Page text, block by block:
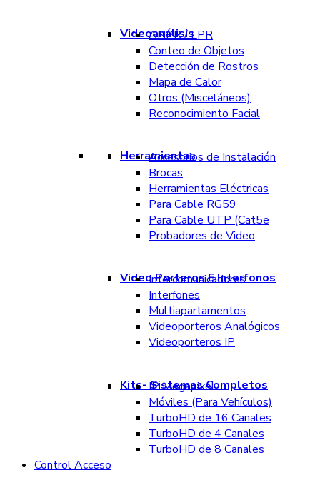
Videoanálisis
ANPR / LPR
Conteo de Objetos
Detección de Rostros
Mapa de Calor
Otros (Misceláneos)
Reconocimiento Facial
Herramientas
Accesorios de Instalación
Brocas
Herramientas Eléctricas
Para Cable RG59
Para Cable UTP (Cat5e
Probadores de Video
Video Porteros E Interfonos
Intercomunicadores
Interfones
Multiapartamentos
Videoporteros Analógicos
Videoporteros IP
Kits- Sistemas Completos
IP Megapixel
Móviles (Para Vehículos)
TurboHD de 16 Canales
TurboHD de 4 Canales
TurboHD de 8 Canales
Control Acceso